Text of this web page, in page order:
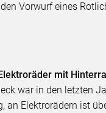
Vorwurf eines
mit
war in den letzten
an Elektrorädern ist